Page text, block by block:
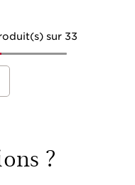
sur 33
?